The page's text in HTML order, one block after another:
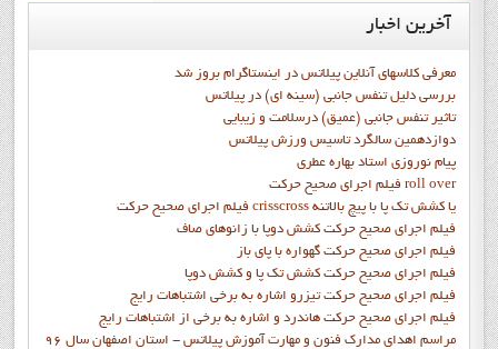
آخرین اخبار
معرفی کلاسهای آنلاین پیلاتس در اینستاگرام بروز شد
بررسی دلیل تنفس جانبی (سینه ای) در پیلاتس
تاثیر تنفس جانبی (عمیق) درسلامت و زیبایی
دوازدهمين سالگرد تاسيس ورزش پيلاتس
پيام نوروزي استاد بهاره عطري
فيلم اجراي صحيح حرکت roll over
فيلم اجراي صحيح حركت crisscross يا كشش تك پا با پيچ بالاتنه
فيلم اجراي صحيح حرکت كشش دوپا با زانوهاي صاف
فيلم اجراي صحيح حرکت گهواره با پاي باز
فيلم اجراي صحيح حرکت کشش تک پا و کشش دوپا
فيلم اجراي صحيح حرکت تيزرو اشاره به برخي اشتباهات رايج
فيلم اجراي صحيح حرکت هاندرد و اشاره به برخي از اشتباهات رايج
مراسم اهدای مدارک فنون و مهارت آموزش پیلاتس - استان اصفهان سال 96